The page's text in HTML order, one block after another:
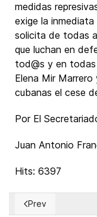
medidas
exige la inmediata
solicita de todas
que luchan en
tod@s y en
Elena Mir
cubanas el cese
Por El
Juan Antonio
Hits: 6397
Previous article:
Prev